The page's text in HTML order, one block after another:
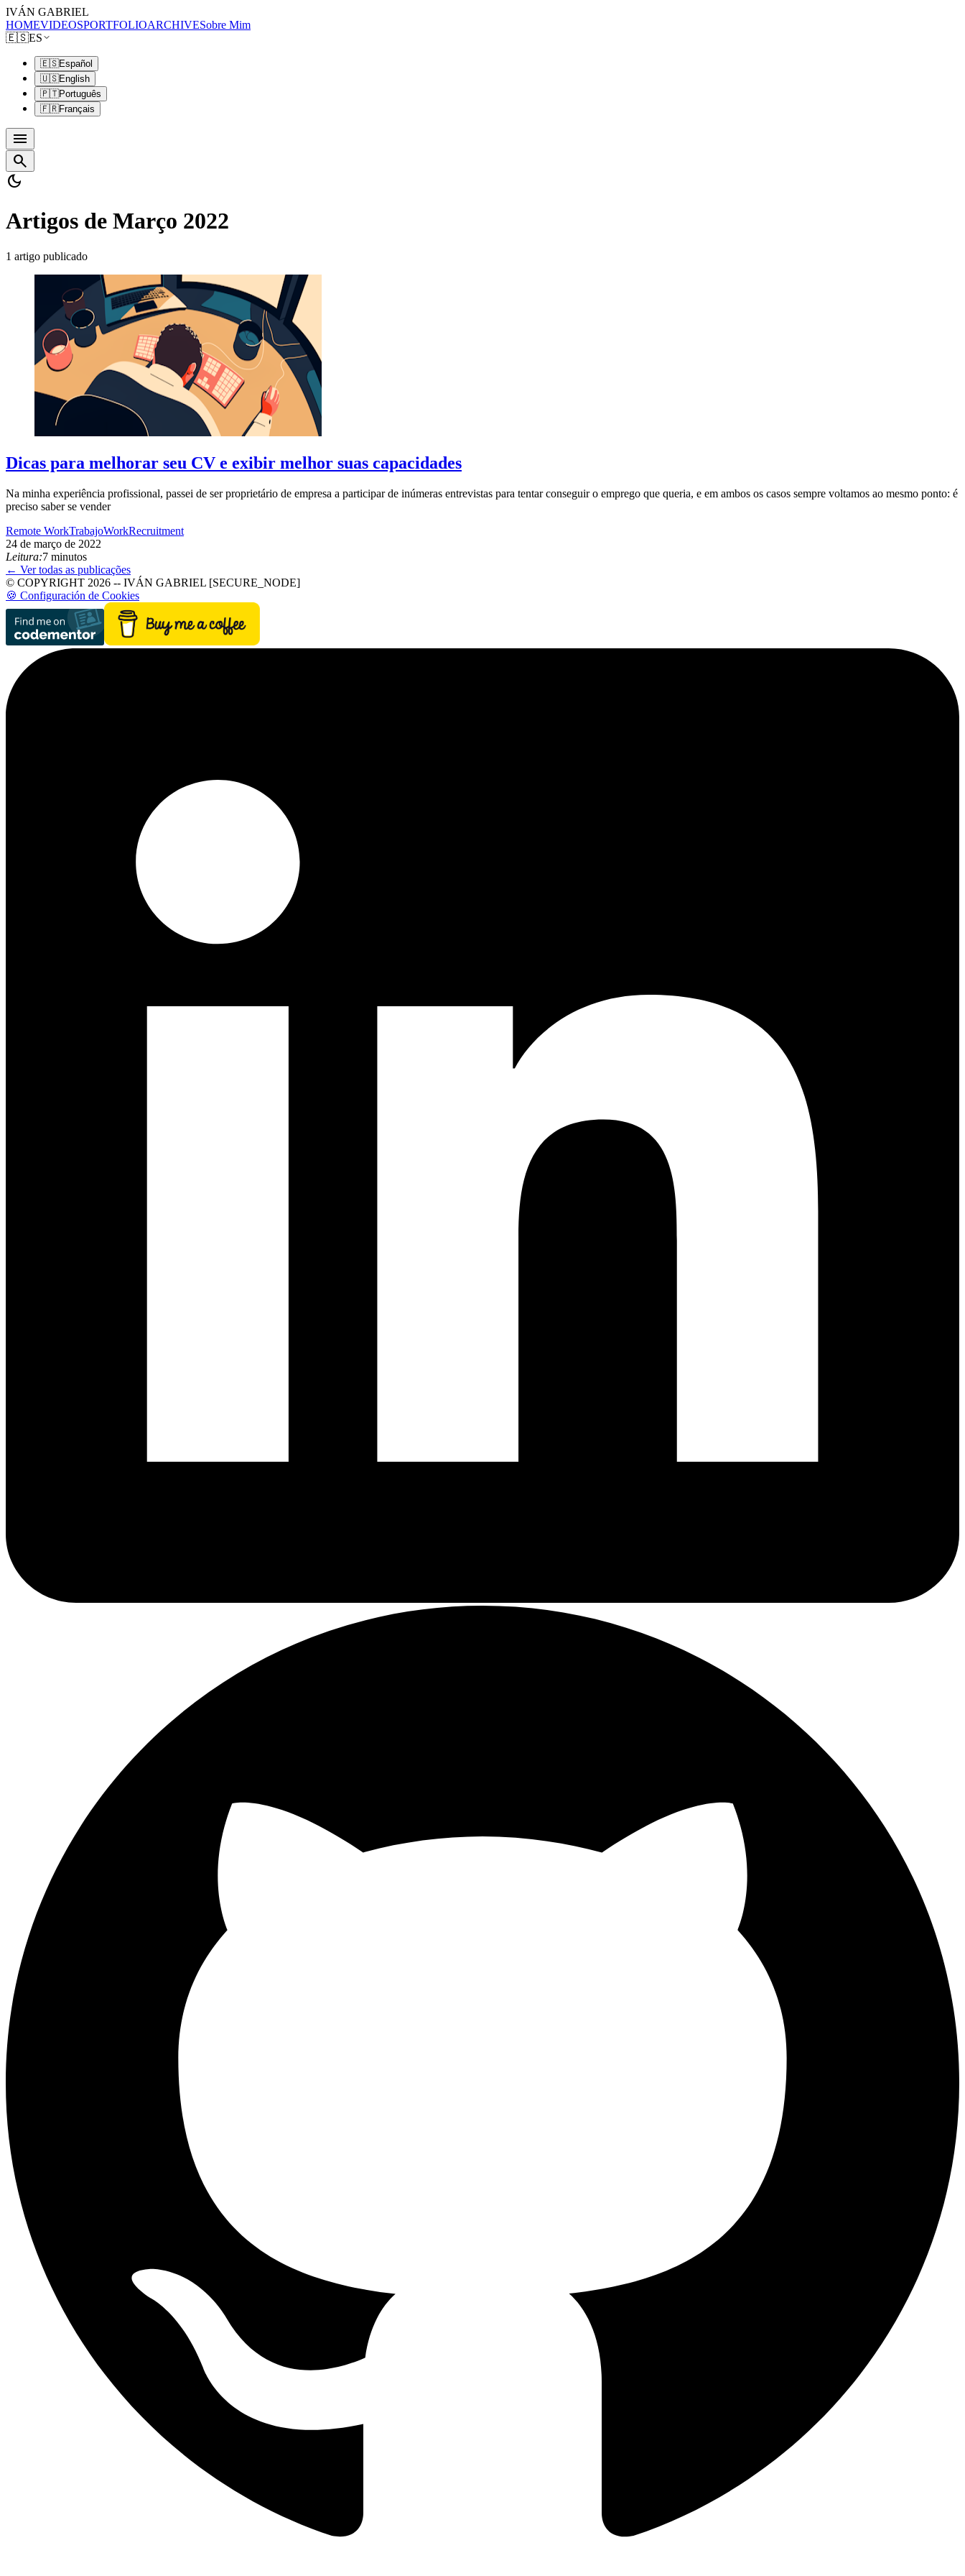
IVÁN GABRIEL
HOMEVIDEOSPORTFOLIOARCHIVESobre Mim
🇪🇸ES
🇪🇸Español
🇺🇸English
🇵🇹Português
🇫🇷Français
menu
search
dark_mode
Artigos de Março 2022
1 artigo publicado
Dicas para melhorar seu CV e exibir melhor suas capacidades
Na minha experiência profissional, passei de ser proprietário de empresa a participar de inúmeras entrevistas para tentar conseguir o emprego que queria, e em ambos os casos sempre voltamos ao mesmo ponto: é
preciso saber se vender
Remote WorkTrabajoWorkRecruitment
24 de março de 2022
Leitura:7 minutos
← Ver todas as publicações
© COPYRIGHT 2026 -- IVÁN GABRIEL [SECURE_NODE]
🍪 Configuración de Cookies